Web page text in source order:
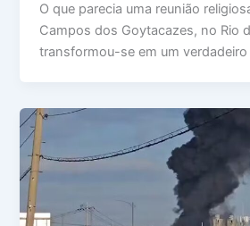
O que parecia uma reunião
Campos dos Goytacazes, no Rio
transformou-se em um